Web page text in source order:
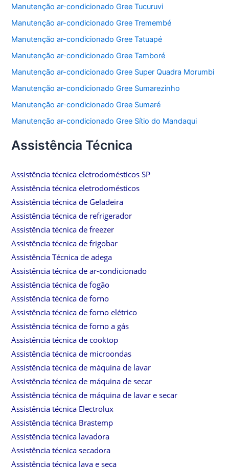
Manutenção ar-condicionado Gree Tucuruvi
Manutenção ar-condicionado Gree Tremembé
Manutenção ar-condicionado Gree Tatuapé
Manutenção ar-condicionado Gree Tamboré
Manutenção ar-condicionado Gree Super Quadra Morumbi
Manutenção ar-condicionado Gree Sumarezinho
Manutenção ar-condicionado Gree Sumaré
Manutenção ar-condicionado Gree Sítio do Mandaqui
Assistência Técnica
Assistência técnica eletrodomésticos SP
Assistência técnica eletrodomésticos
Assistência técnica de Geladeira
Assistência técnica de refrigerador
Assistência técnica de freezer
Assistência técnica de frigobar
Assistência Técnica de adega
Assistência técnica de ar-condicionado
Assistência técnica de fogão
Assistência técnica de forno
Assistência técnica de forno elétrico
Assistência técnica de forno a gás
Assistência técnica de cooktop
Assistência técnica de microondas
Assistência técnica de máquina de lavar
Assistência técnica de máquina de secar
Assistência técnica de máquina de lavar e secar
Assistência técnica Electrolux
Assistência técnica Brastemp
Assistência técnica lavadora
Assistência técnica secadora
Assistência técnica lava e seca